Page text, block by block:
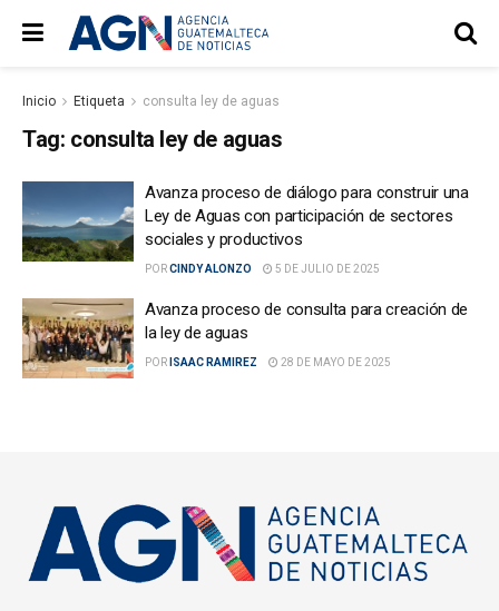
Inicio Etiqueta consulta ley de aguas
Tag: consulta ley de aguas
Avanza proceso de diálogo para construir una
Ley de Aguas con participación de sectores
sociales y productivos
PORCINDY ALONZO 5 DE JULIO DE 2025
Avanza proceso de consulta para creación de
la ley de aguas
POR ISAAC RAMIREZ 28 DE MAYO DE 2025